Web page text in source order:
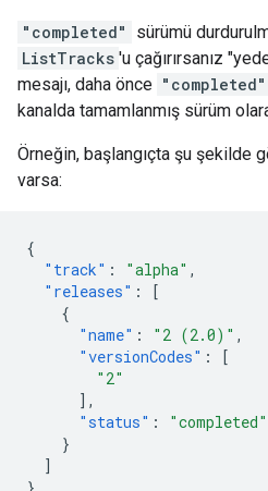
"completed" sürümü
ListTracks 'u çağırırsanız
mesajı, daha önce "completed"
kanalda tamamlanmış sürüm
Örneğin, başlangıçta şu şekilde
varsa:
{
"track" : "alpha" ,
"releases" :
[
{
"name" : "2 (2.0)" ,
"versionCodes" :
[
"2"
],
"status" :
"completed"
}
]